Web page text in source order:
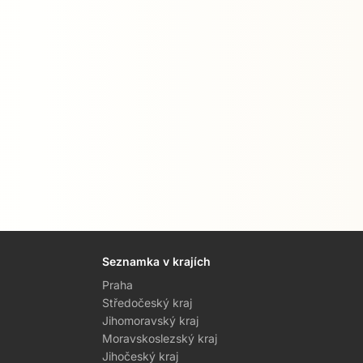
Seznamka v krajích
Praha
Středočeský kraj
Jihomoravský kraj
Moravskoslezský kraj
Jihočeský kraj